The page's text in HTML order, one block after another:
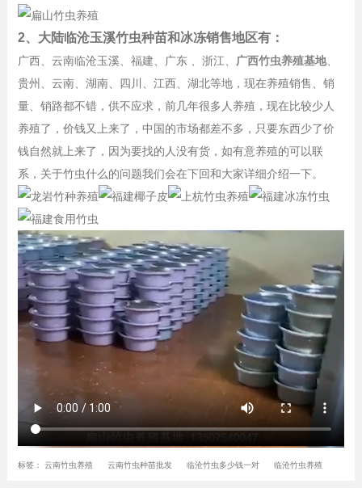
2、大陆临沧玉溪竹虫种苗和冰冻销售地区有：
广西、云南临沧玉溪、福建、广东 、浙江、 广西竹虫养殖基地、
贵州、云南、湖南、四川、江西、湖北等地，现在养殖销售、销
量、销路都不错，供不应求，前几年很多人养殖，现在比较少人
养殖了，价钱又上来了，中国的市场都差不多，只要东西少了价
钱自然就上来了，因为要找的人没有货，如有意养殖的可以联
系，关于竹虫什么的问题我们会在下回和大家详细介绍一下。
标签： 云南竹虫养殖 云南竹虫种苗批发 临沧竹虫多少钱一对 临沧竹虫养殖